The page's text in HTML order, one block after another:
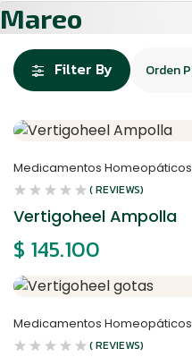
Mareo
Filter By
Medicamentos Homeopáticos
( REVIEWS)
Vertigoheel Ampolla
$ 145.100
Medicamentos Homeopáticos
( REVIEWS)